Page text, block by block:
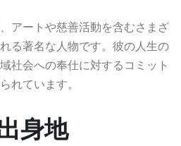
アートや慈善活動を含むさまざ
る著名な人物です。彼の人生の
社会への奉仕に対するコミット
れています。
身地